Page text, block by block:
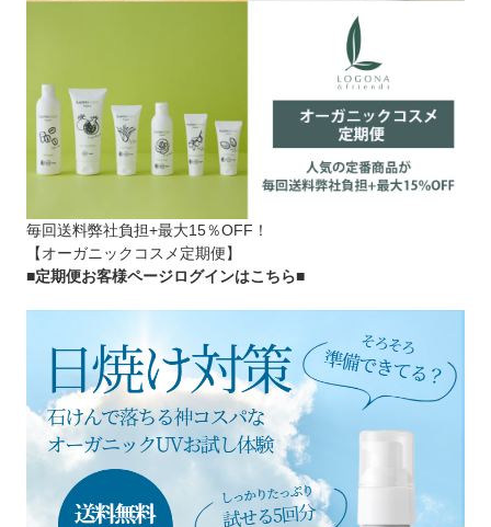
毎回送料弊社負担+最大15％OFF！
【オーガニックコスメ定期便】
■定期便お客様ページログインはこちら■